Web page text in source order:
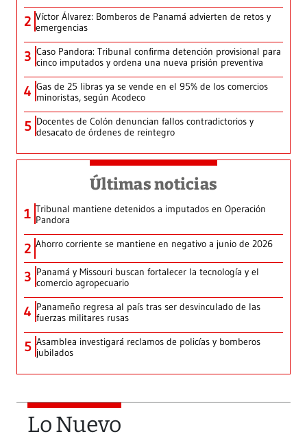
2 Víctor Álvarez: Bomberos de Panamá advierten de retos y
emergencias
3 Caso Pandora: Tribunal confirma detención provisional para
cinco imputados y ordena una nueva prisión preventiva
4 Gas de 25 libras ya se vende en el 95% de los comercios
minoristas, según Acodeco
5 Docentes de Colón denuncian fallos contradictorios y
desacato de órdenes de reintegro
Últimas noticias
1 Tribunal mantiene detenidos a imputados en Operación
Pandora
2 Ahorro corriente se mantiene en negativo a junio de 2026
3 Panamá y Missouri buscan fortalecer la tecnología y el
comercio agropecuario
4 Panameño regresa al país tras ser desvinculado de las
fuerzas militares rusas
5 Asamblea investigará reclamos de policías y bomberos
jubilados
Lo Nuevo